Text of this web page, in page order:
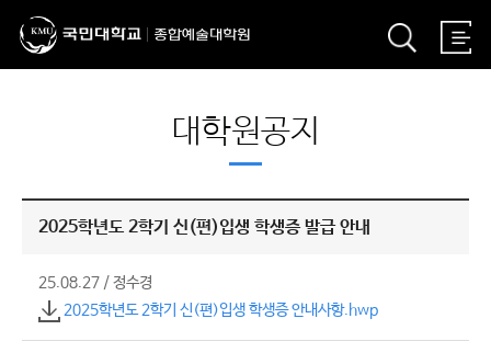
대학원공지
2025학년도 2학기 신(편)입생 학생증 발급 안내
25.08.27 /정수경
2025학년도 2학기 신(편)입생 학생증 안내사항.hwp